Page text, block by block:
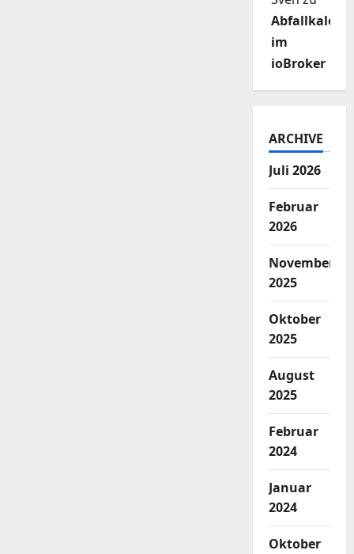
im
ioBroker
ARCHIVE
Juli 2026
Februar
2026
November
2025
Oktober
2025
August
2025
Februar
2024
Januar
2024
Oktober